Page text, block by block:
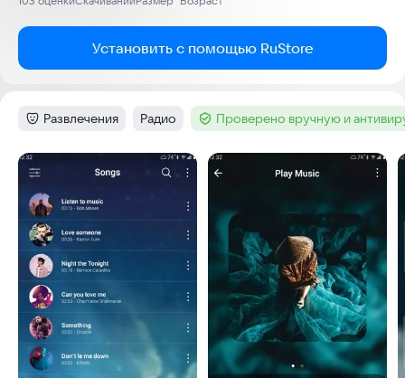
Установить с помощью RuStore
Категория:
Развлечения Тег:
Радио Тег :Проверено вручную и
Скриншоты